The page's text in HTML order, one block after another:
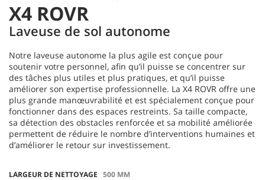
X4 ROVR
Laveuse de sol autonome
Notre laveuse autonome la plus agile est conçue pour
soutenir votre personnel, afin qu’il puisse se concentrer sur
des tâches plus utiles et plus pratiques, et qu’il puisse
améliorer son expertise professionnelle. La X4 ROVR offre une
plus grande manœuvrabilité et est spécialement conçue pour
fonctionner dans des espaces restreints. Sa taille compacte,
sa détection des obstacles renforcée et sa mobilité améliorée
permettent de réduire le nombre d’interventions humaines et
d’améliorer le retour sur investissement.
LARGEUR DE NETTOYAGE 500 MM